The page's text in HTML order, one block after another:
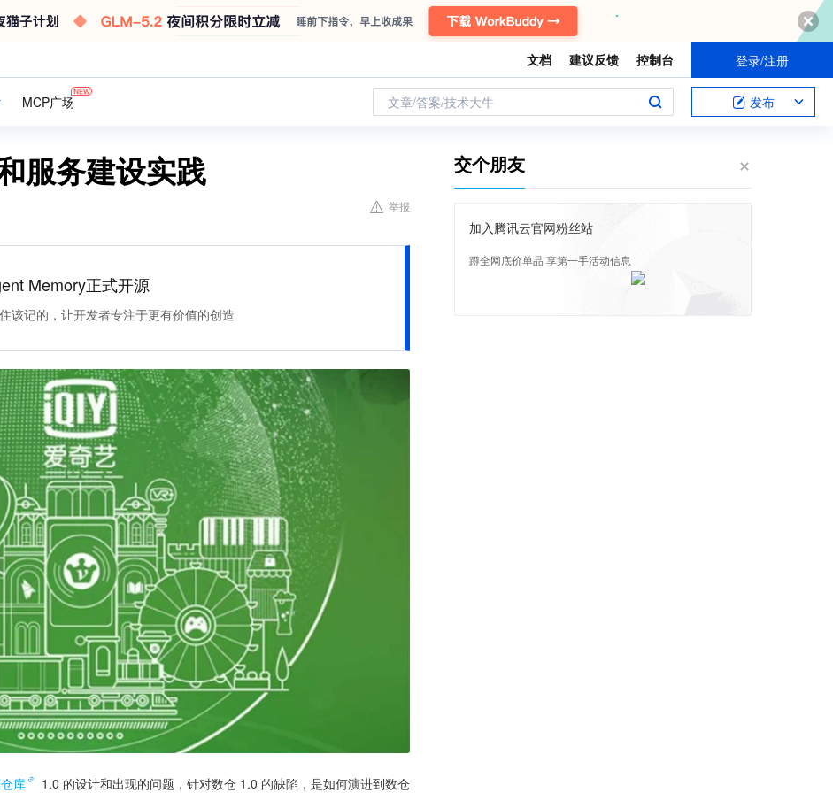
文档 建议反馈 控制台 登录/注册
MCP广场 文章/答案/技术大牛 发布
服务建设实践
举报
Memory正式开源
该记的，让开发者专注于更有价值的创造
库 1.0 的设计和出现的问题，针对数仓 1.0 的缺陷，是如何演进到数仓
交个朋友
加入腾讯云官网粉丝站
蹲全网底价单品 享第一手活动信息